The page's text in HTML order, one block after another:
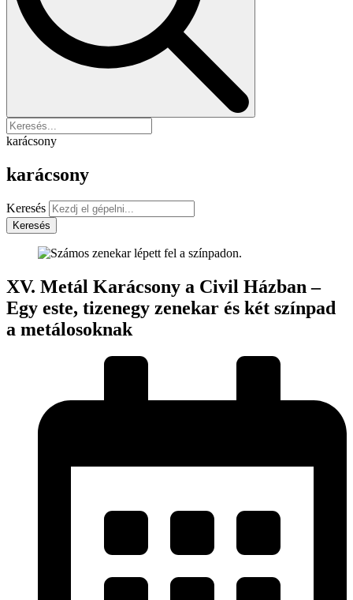
karácsony
karácsony
Keresés
Keresés
XV. Metál Karácsony a Civil Házban –
Egy este, tizenegy zenekar és két színpad
a metálosoknak